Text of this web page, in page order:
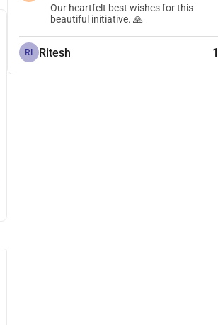
Our heartfelt best wishes for this
beautiful initiative. 🙏
RI Ritesh